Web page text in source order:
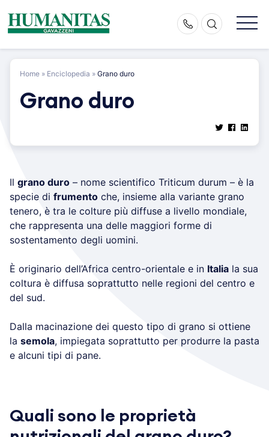
content
Home » Enciclopedia » Grano duro
Grano duro
Il grano duro – nome scientifico Triticum durum – è la
specie di frumento che, insieme alla variante grano
tenero, è tra le colture più diffuse a livello mondiale,
che rappresenta una delle maggiori forme di
sostentamento degli uomini.
È originario dell’Africa centro-orientale e in Italia la sua
coltura è diffusa soprattutto nelle regioni del centro e
del sud.
Dalla macinazione dei questo tipo di grano si ottiene
la semola, impiegata soprattutto per produrre la pasta
e alcuni tipi di pane.
Quali sono le proprietà